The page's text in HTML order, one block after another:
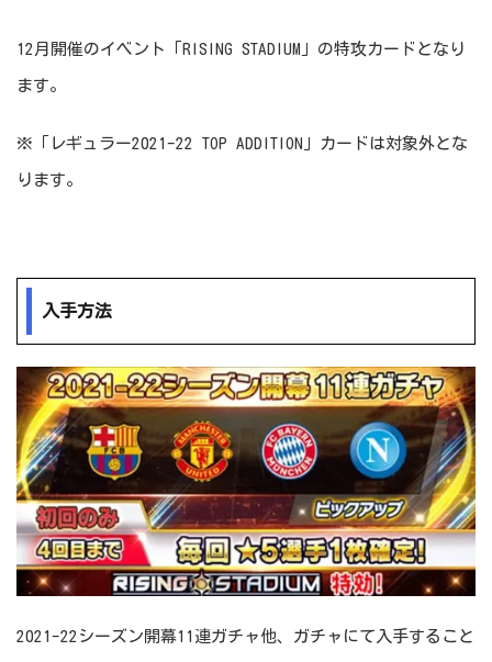
12月開催のイベント「RISING STADIUM」の特攻カードとなり
ます。
※「レギュラー2021-22 TOP ADDITION」カードは対象外とな
ります。
入手方法
2021-22シーズン開幕11連ガチャ他、ガチャにて入手すること